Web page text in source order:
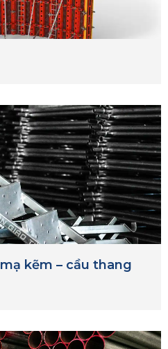
kẽm – cầu thang